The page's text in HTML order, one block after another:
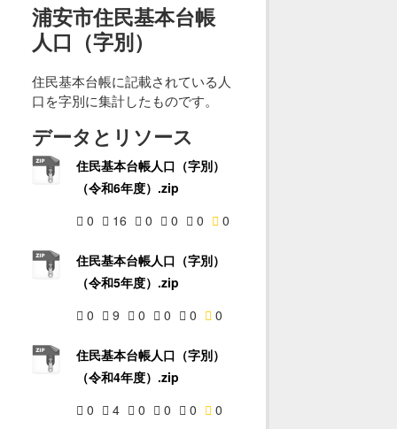
浦安市住民基本台帳
人口（字別）
住民基本台帳に記載されている人
口を字別に集計したものです。
データとリソース
住民基本台帳人口（字別）
（令和6年度）.zip
0
16 0 0 0 0
住民基本台帳人口（字別）
（令和5年度）.zip
0
9 0 0 0 0
住民基本台帳人口（字別）
（令和4年度）.zip
0
4 0 0 0 0